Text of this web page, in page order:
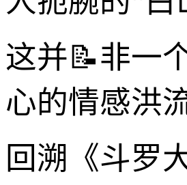
这并📝非一
心的情感洪流
回溯《斗罗